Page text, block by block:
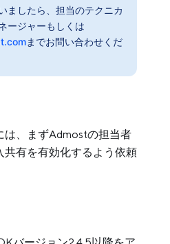
ましたら、担当のテクニカ
ージャーもしくは
までお問い合わせくだ
は、まずAdmostの担当者
共有を有効化するよう依頼